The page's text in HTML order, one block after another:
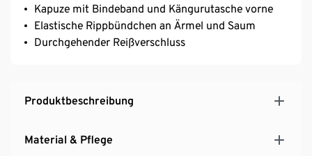
Kapuze mit Bindeband und Kängurutasche vorne
Elastische Rippbündchen an Ärmel und Saum
Durchgehender Reißverschluss
Produktbeschreibung
Material & Pflege